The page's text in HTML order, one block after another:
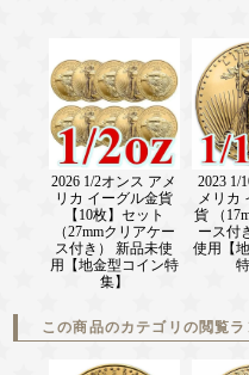
2026 1/2オンス アメ
リカ イーグル金貨
【10枚】セット
（27mmクリアケー
ス付き） 新品未使
用【地金型コイン特
集】
2023 1/
メリカ
貨 （
ース付
使用【
この商品のカテゴリの閲覧